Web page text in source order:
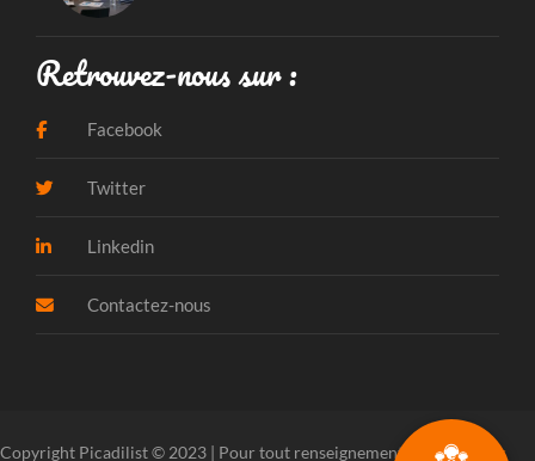
Retrouvez-nous sur :
Facebook
Twitter
Linkedin
Contactez-nous
Copyright Picadilist © 2023 | Pour tout renseignement, veuillez nous